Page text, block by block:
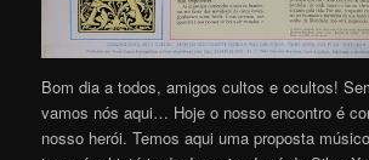
Bom dia a todos, amigos cultos e ocultos!
vamos nós aqui… Hoje o nosso encontro é
nosso herói. Temos aqui uma proposta